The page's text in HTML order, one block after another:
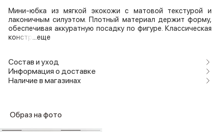
Мини-юбка из мягкой экокожи с матовой текстурой и
лаконичным силуэтом. Плотный материал держит форму,
обеспечивая аккуратную посадку по фигуре. Классическая
констр ...еще
Состав и уход
Информация о доставке
Наличие в магазинах
Образ на фото